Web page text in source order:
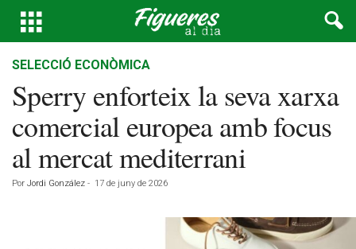
SELECCIÓ ECONÒMICA
Sperry enforteix la seva xarxa
comercial europea amb focus
al mercat mediterrani
Por Jordi González - 17 de juny de 2026